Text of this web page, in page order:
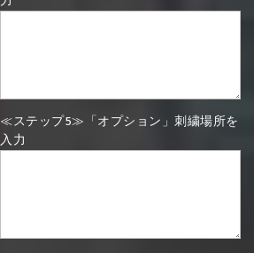
≪ステップ5≫「オプション」刺繍場所を
入力